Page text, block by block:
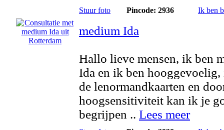
Stuur foto Pincode: 2936 Ik ben
medium Ida
Hallo lieve mensen, ik ben
Ida en ik ben
de lenormandkaarten en
hoogsensitiviteit kan ik je
begrijpen .. Lees meer